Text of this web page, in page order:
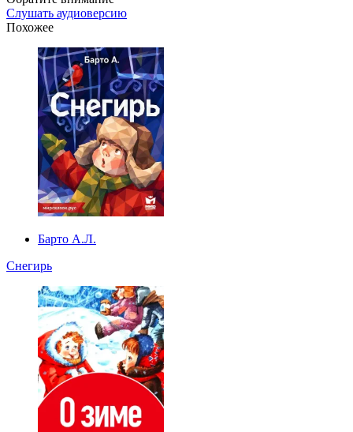
Слушать аудиоверсию
Похожее
Барто А.Л.
Снегирь